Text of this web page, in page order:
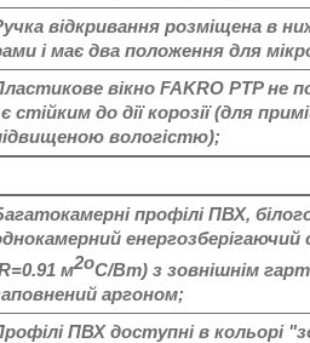
відкривання розміщена в
і має два положення для
вікно FAKRO PTP не
є стійким до дії корозії (для
вологістю);
профілі ПВХ,
енергозберігаючий
м2оС/Вт) з зовнішнім
аргоном;
ПВХ доступні в кольорі